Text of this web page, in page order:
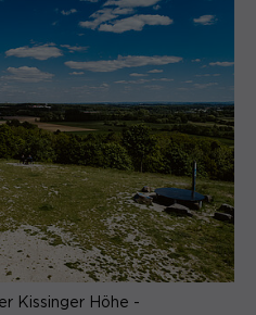
Kissinger Höhe -